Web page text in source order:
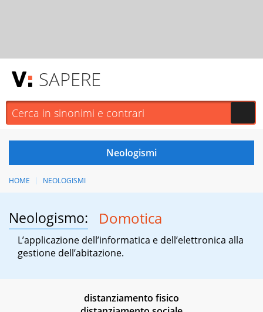
SAPERE
HOME NEOLOGISMI
Neologismo: Domotica
L’applicazione dell’informatica e dell’elettronica alla
gestione dell’abitazione.
distanziamento fisico